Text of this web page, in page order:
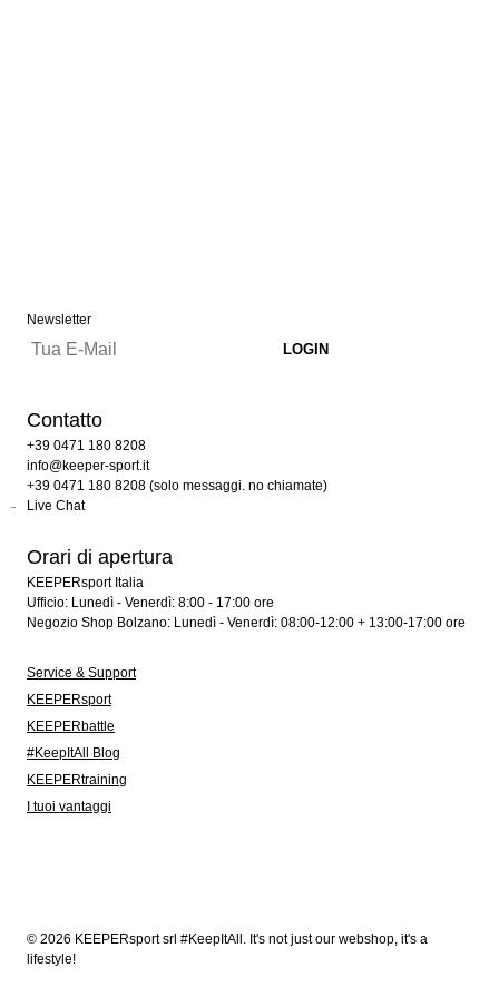
Newsletter
Contatto
+39 0471 180 8208
info@keeper-sport.it
+39 0471 180 8208 (solo messaggi. no chiamate)
Live Chat
Orari di apertura
KEEPERsport Italia
Ufficio: Lunedì - Venerdì: 8:00 - 17:00 ore
Negozio Shop Bolzano: Lunedì - Venerdì: 08:00-12:00 + 13:00-17:00 ore
Service & Support
KEEPERsport
KEEPERbattle
#KeepItAll Blog
KEEPERtraining
I tuoi vantaggi
© 2026 KEEPERsport srl #KeepItAll. It's not just our webshop, it's a
lifestyle!